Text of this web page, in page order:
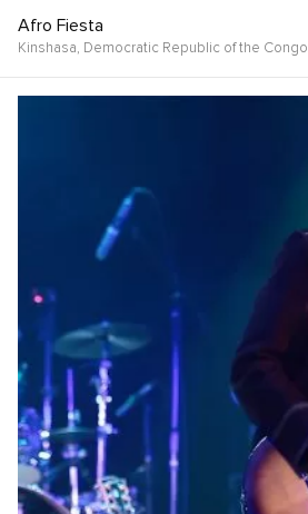
Afro Fiesta
Kinshasa, Democratic Republic of the Congo